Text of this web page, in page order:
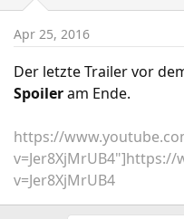
Apr 25, 2016
Der letzte Trailer vor
Spoileram Ende.
https://
v=Jer8XjMrUB4